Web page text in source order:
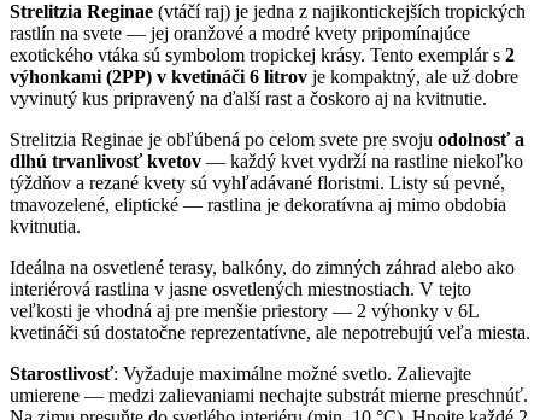
Strelitzia Reginae (vtáčí raj) je jedna z najikontickejších tropických
rastlín na svete — jej oranžové a modré kvety pripomínajúce
exotického vtáka sú symbolom tropickej krásy. Tento exemplár s 2
výhonkami (2PP) v kvetináči 6 litrov je kompaktný, ale už dobre
vyvinutý kus pripravený na ďalší rast a čoskoro aj na kvitnutie.
Strelitzia Reginae je obľúbená po celom svete pre svoju odolnosť a
dlhú trvanlivosť kvetov — každý kvet vydrží na rastline niekoľko
týždňov a rezané kvety sú vyhľadávané floristmi. Listy sú pevné,
tmavozelené, eliptické — rastlina je dekoratívna aj mimo obdobia
kvitnutia.
Ideálna na osvetlené terasy, balkóny, do zimných záhrad alebo ako
interiérová rastlina v jasne osvetlených miestnostiach. V tejto
veľkosti je vhodná aj pre menšie priestory — 2 výhonky v 6L
kvetináči sú dostatočne reprezentatívne, ale nepotrebujú veľa miesta.
Starostlivosť: Vyžaduje maximálne možné svetlo. Zalievajte
umierene — medzi zalievaniami nechajte substrát mierne preschnúť.